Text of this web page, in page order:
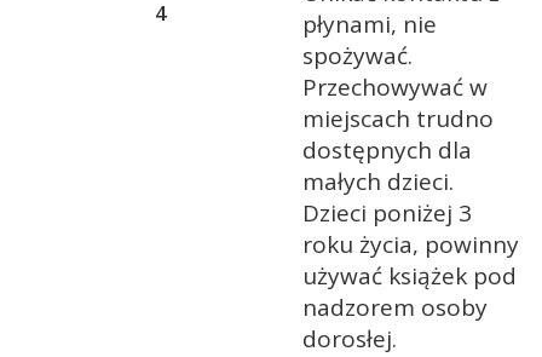
4
płynami, nie
spożywać.
Przechowywać w
miejscach trudno
dostępnych dla
małych dzieci.
Dzieci poniżej 3
roku życia, powinny
używać książek pod
nadzorem osoby
dorosłej.